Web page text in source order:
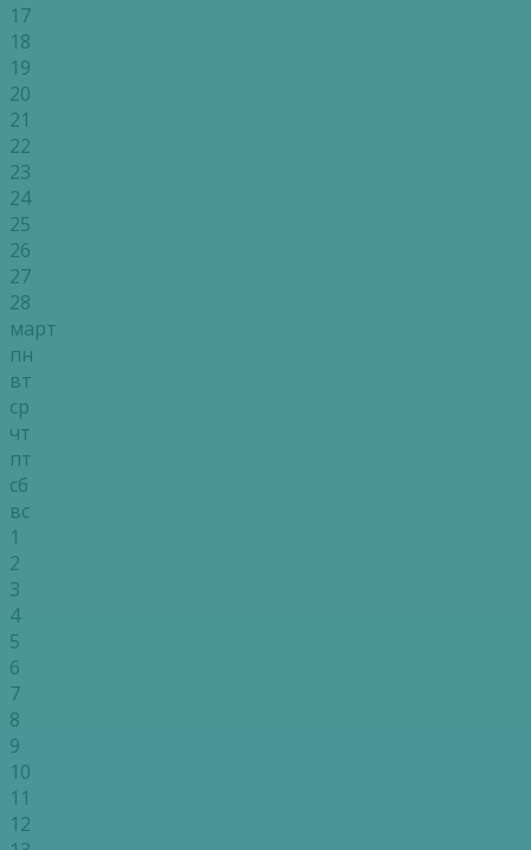
17
18
19
20
21
22
23
24
25
26
27
28
март
пн
вт
ср
чт
пт
сб
вс
1
2
3
4
5
6
7
8
9
10
11
12